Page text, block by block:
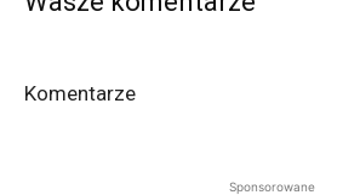
Komentarze
Sponsorowane